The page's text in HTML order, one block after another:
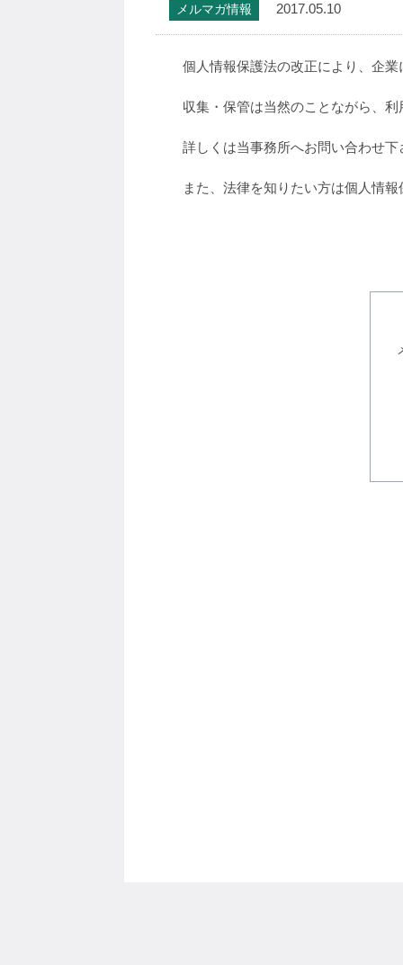
メルマガ情報 2017.05.10
個人情報保護法の改正により、企
収集・保管は当然のことながら、
詳しくは当事務所へお問い合わせ下
また、法律を知りたい方は個人情